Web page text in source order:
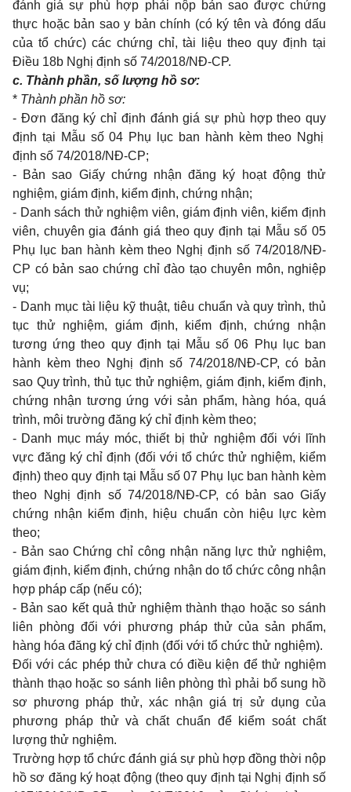
đánh giá sự phù hợp phải nộp bản sao được chứng
thực hoặc bản sao y bản chính (có ký tên và đóng dấu
của tổ chức) các chứng chỉ, tài liệu theo quy định tại
Điều 18b Nghị định số 74/2018/NĐ-CP.
c. Thành phần, số lượng hồ sơ:
* Thành phần hồ sơ:
- Đơn đăng ký chỉ định đánh giá sự phù hợp theo quy
định tại Mẫu số 04 Phụ lục ban hành kèm theo Nghị
định số 74/2018/NĐ-CP;
- Bản sao Giấy chứng nhận đăng ký hoạt động thử
nghiệm, giám định, kiểm định, chứng nhận;
- Danh sách thử nghiệm viên, giám định viên, kiểm định
viên, chuyên gia đánh giá theo quy định tại Mẫu số 05
Phụ lục ban hành kèm theo Nghị định số74/2018/NĐ-
CP có bản sao chứng chỉ đào tạo chuyên môn, nghiệp
vụ;
- Danh mục tài liệu kỹ thuật, tiêu chuẩn và quy trình, thủ
tục thử nghiệm, giám định, kiểm định, chứng nhận
tương ứng theo quyđịnh tại Mẫu số 06 Phụ lụcban
hành kèm theo Nghị định số 74/2018/NĐ-CP, có bản
sao Quy trình, thủ tục thử nghiệm, giám định, kiểm định,
chứng nhận tương ứng với sản phẩm, hàng hóa, quá
trình, môi trường đăng ký chỉ định kèm theo;
- Danh mục máy móc, thiết bị thử nghiệm đối với lĩnh
vực đăng ký chỉ định (đối với tổ chức thử nghiệm, kiểm
định) theo quy định tại Mẫu số 07 Phụ lục ban hành kèm
theo
Nghị định số 74/2018/NĐ-CP, có bản sao Giấy
chứng nhận kiểm định, hiệu chuẩn còn hiệu lực kèm
theo;
- Bản saoChứng chỉ công nhận năng lực thử nghiệm,
giám định, kiểm định, chứng nhận do tổ chức công nhận
hợp pháp cấp (nếu có);
- Bản sao kết quả thử nghiệm thành thạo hoặc so sánh
liên phòng đối với phương pháp thử của sản phẩm,
hàng hóa đăng ký chỉ định (đối với tổ chức thử nghiệm).
Đối với các phép thử chưa có điều kiện để thử nghiệm
thành thạo hoặc so sánh liên phòng thì phải bổ sung hồ
sơ phương pháp thử, xác nhận giá trị sử dụng của
phương pháp thử và chất chuẩn để kiểm soát chất
lượng thử nghiệm.
Trường hợp tổ chức đánh giá sự phù hợp đồng thời nộp
hồ sơ đăng ký hoạt động (theo quy định tại Nghị định số